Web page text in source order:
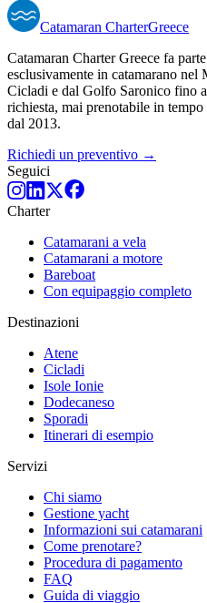
Catamaran CharterGreece
Catamaran Charter Greece fa
esclusivamente in catamarano
Cicladi e dal Golfo Saronico fino
richiesta, mai prenotabile in
dal 2013.
Richiedi un preventivo →
Seguici
Charter
Catamarani a vela
Catamarani a motore
Bareboat
Con equipaggio completo
Destinazioni
Atene
Cicladi
Isole Ionie
Dodecaneso
Sporadi
Itinerari di esempio
Servizi
Chi siamo
Gestione yacht
Informazioni sui catamarani
Come prenotare?
Procedura di pagamento
FAQ
Guida di viaggio